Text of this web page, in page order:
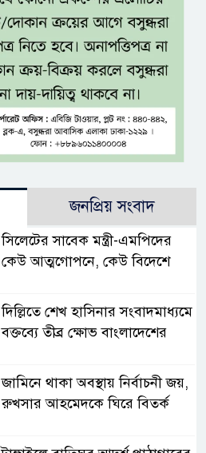
জনপ্রিয় সংবাদ
সিলেটের সাবেক মন্ত্রী-এমপিদের
কেউ আত্মগোপনে, কেউ বিদেশে
দিল্লিতে শেখ হাসিনার সংবাদমাধ্যমে
বক্তব্যে তীব্র ক্ষোভ বাংলাদেশের
জামিনে থাকা অবস্থায় নির্বাচনী জয়,
রুখসার আহমেদকে ঘিরে বিতর্ক